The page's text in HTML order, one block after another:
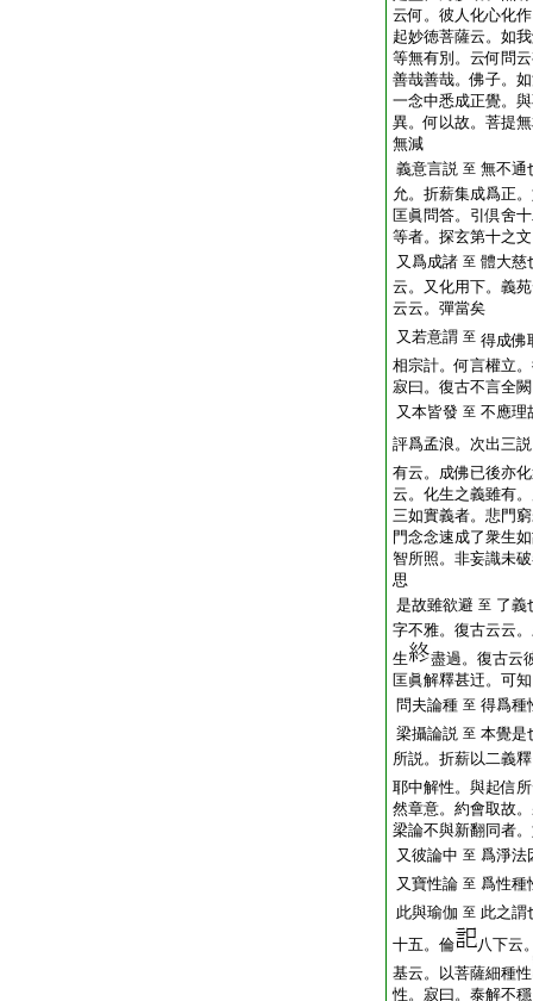
云何。彼人化心化
起妙徳菩薩云。如
等無有別。云何問
善哉善哉。佛子。
一念中悉成正覺。
異。何以故。菩提
無減
義意言説 至 無不
允。折薪集成爲正
匡眞問答。引倶舍
等者。探玄第十之文
又爲成諸 至 體大
云。又化用下。義
云云。彈當矣
又若意謂 至 得成
相宗計。何言權立
寂曰。復古不言全
又本皆發 至 不應
評爲孟浪。次出三
有云。成佛已後亦
云。化生之義雖有
三如實義者。悲門
門念念速成了衆生
智所照。非妄識未
思
是故雖欲避 至 了
字不雅。復古云云
生
盡過。復古云
匡眞解釋甚迀。可知
問夫論種 至 得爲
梁攝論説 至 本覺
所説。折薪以二義
耶中解性。與起信
然章意。約會取故
梁論不與新翻同者
又彼論中 至 爲淨
又寶性論 至 爲性
此與瑜伽 至 此之
十五。倫
八下云
基云。以菩薩細種性
性。寂曰。泰解不穩